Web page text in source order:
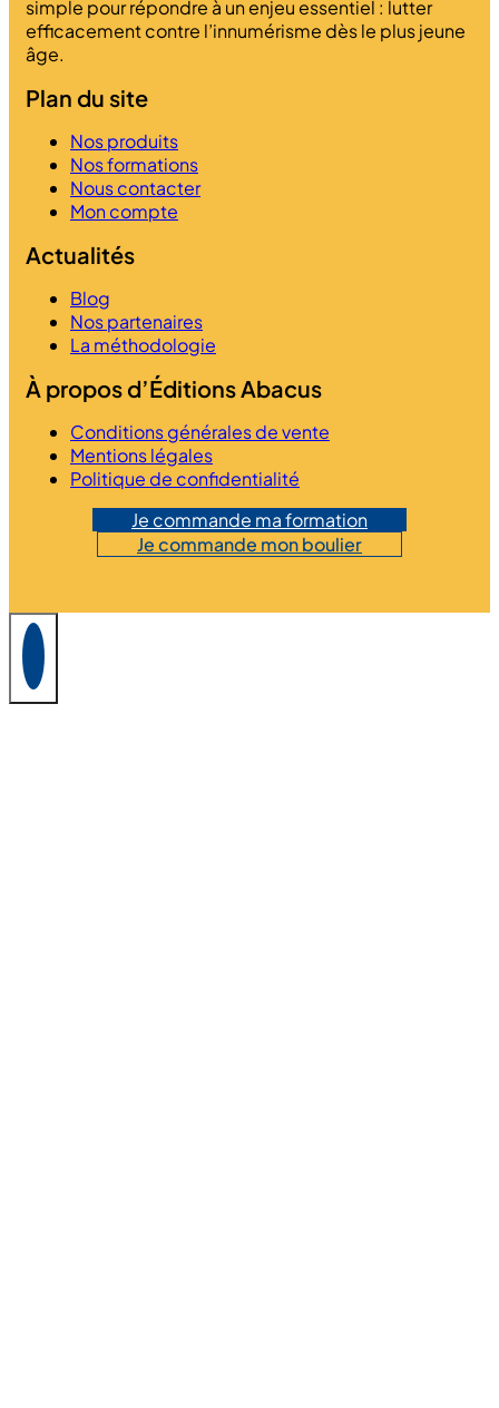
simple pour répondre à un enjeu essentiel : lutter
efficacement contre l’innumérisme dès le plus jeune
âge.
Plan du site
Nos produits
Nos formations
Nous contacter
Mon compte
Actualités
Blog
Nos partenaires
La méthodologie
À propos d’Éditions Abacus
Conditions générales de vente
Mentions légales
Politique de confidentialité
Je commande ma formation
Je commande mon boulier